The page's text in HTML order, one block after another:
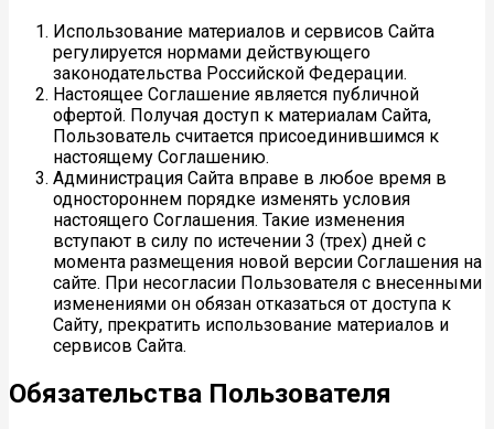
Использование материалов и сервисов Сайта
регулируется нормами действующего
законодательства Российской Федерации.
Настоящее Соглашение является публичной
офертой. Получая доступ к материалам Сайта,
Пользователь считается присоединившимся к
настоящему Соглашению.
Администрация Сайта вправе в любое время в
одностороннем порядке изменять условия
настоящего Соглашения. Такие изменения
вступают в силу по истечении 3 (трех) дней с
момента размещения новой версии Соглашения на
сайте. При несогласии Пользователя с внесенными
изменениями он обязан отказаться от доступа к
Сайту, прекратить использование материалов и
сервисов Сайта.
Обязательства Пользователя